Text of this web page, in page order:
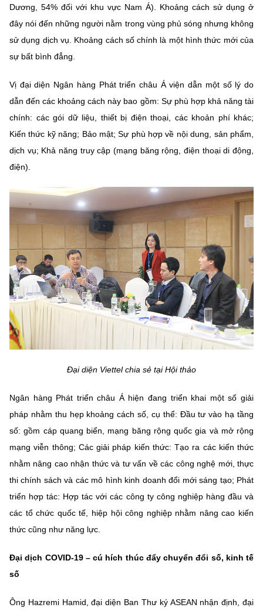
Dương, 54% đối với khu vực Nam Á). Khoảng cách sử dụng ở
đây nói đến những người nằm trong vùng phủ sóng nhưng không
sử dụng dịch vụ. Khoảng cách số chính là một hình thức mới của
sự bất bình đẳng.
Vị đại diện Ngân hàng Phát triển châu Á viện dẫn một số lý do
dẫn đến các khoảng cách này bao gồm: Sự phù hợp khả năng tài
chính: các gói dữ liệu, thiết bị điện thoại, các khoản phí khác;
Kiến thức kỹ năng; Bảo mật; Sự phù hợp về nội dung, sản phẩm,
dịch vụ; Khả năng truy cập (mạng băng rộng, điện thoại di động,
điện).
Đại diện Viettel chia sẻ tại Hội thảo
Ngân hàng Phát triển châu Á hiện đang triển khai một số giải
pháp nhằm thu hẹp khoảng cách số, cụ thể: Đầu tư vào hạ tầng
số: gồm cáp quang biển, mạng băng rộng quốc gia và mở rộng
mạng viễn thông; Các giải pháp kiến thức: Tạo ra các kiến thức
nhằm nâng cao nhận thức và tư vấn về các công nghệ mới, thực
thi chính sách và các mô hình kinh doanh đổi mới sáng tạo; Phát
triển hợp tác: Hợp tác với các công ty công nghiệp hàng đầu và
các tổ chức quốc tế, hiệp hội công nghiệp nhằm nâng cao kiến
thức cũng như năng lực.
Đại dịch COVID-19 – cú hích thúc đẩy chuyển đổi số, kinh tế
số
Ông Hazremi Hamid, đại diện Ban Thư ký ASEAN nhận định, đại